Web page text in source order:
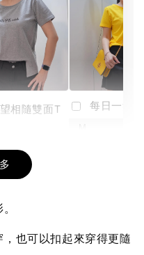
相隨雙面T
-
每日一笑
也可以扣起來穿得更隨